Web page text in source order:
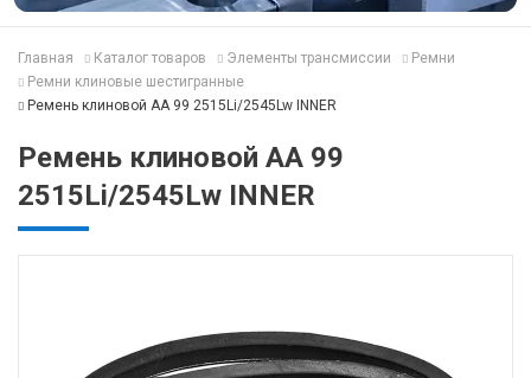
Главная Каталог товаров Элементы трансмиссии
Ремни
Ремни клиновые шестигранные
Ремень клиновой AA 99 2515Li/2545Lw INNER
Ремень клиновой AA 99
2515Li/2545Lw INNER